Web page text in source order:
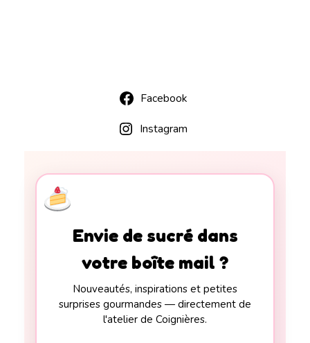
Facebook
Instagram
Envie de sucré dans
votre boîte mail ?
Nouveautés, inspirations et petites
surprises gourmandes — directement de
l'atelier de Coignières.